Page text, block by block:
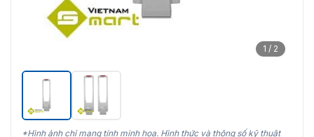
1 / 2
*Hình ảnh chỉ mang tính minh họa. Hình thức và thông số kỹ thuật